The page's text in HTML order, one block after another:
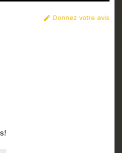
 Donnez votre avis